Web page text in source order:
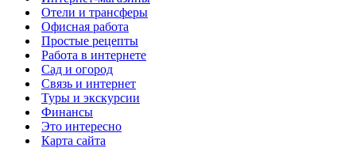
Отели и трансферы
Офисная работа
Простые рецепты
Работа в интернете
Сад и огород
Связь и интернет
Туры и экскурсии
Финансы
Это интересно
Карта сайта